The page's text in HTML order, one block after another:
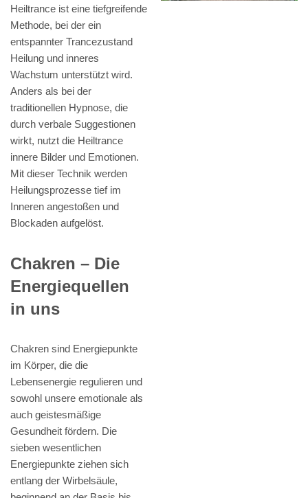
Heiltrance ist eine tiefgreifende
Methode, bei der ein
entspannter Trancezustand
Heilung und inneres
Wachstum unterstützt wird.
Anders als bei der
traditionellen Hypnose, die
durch verbale Suggestionen
wirkt, nutzt die Heiltrance
innere Bilder und Emotionen.
Mit dieser Technik werden
Heilungsprozesse tief im
Inneren angestoßen und
Blockaden aufgelöst.
Chakren – Die
Energiequellen
in uns
Chakren sind Energiepunkte
im Körper, die die
Lebensenergie regulieren und
sowohl unsere emotionale als
auch geistesmäßige
Gesundheit fördern. Die
sieben wesentlichen
Energiepunkte ziehen sich
entlang der Wirbelsäule,